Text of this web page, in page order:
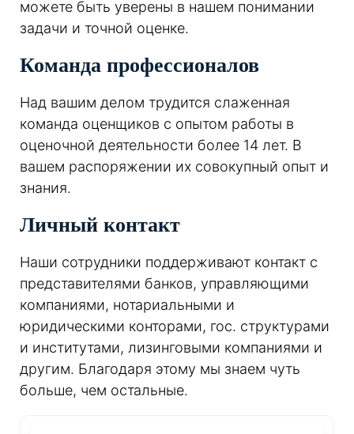
можете быть уверены в нашем понимании
задачи и точной оценке.
Команда профессионалов
Над вашим делом трудится слаженная
команда оценщиков с опытом работы в
оценочной деятельности более 14 лет. В
вашем распоряжении их совокупный опыт и
знания.
Личный контакт
Наши сотрудники поддерживают контакт с
представителями банков, управляющими
компаниями, нотариальными и
юридическими конторами, гос. структурами
и институтами, лизинговыми компаниями и
другим. Благодаря этому мы знаем чуть
больше, чем остальные.